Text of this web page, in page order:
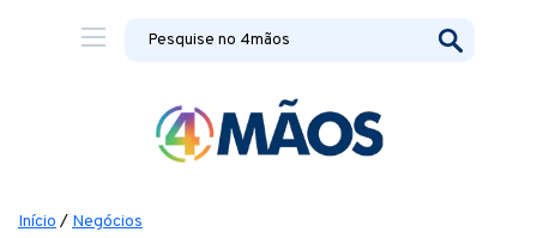
Início / Negócios